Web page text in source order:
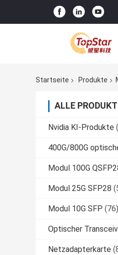
Startseite
Produkte
ALLE
Nvidia KI-Produkte
400G/800G
Modul 100G
Modul 25G SFP28
Modul 10G SFP (76)
Optischer
Netzadapterkarte